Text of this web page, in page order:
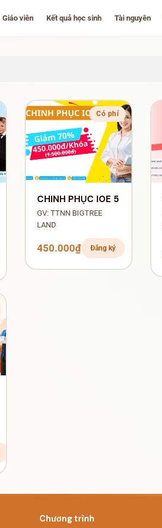
Giáo viên Kết quả học sinh Tài nguyên
Có phí
CHINH PHỤC IOE 5
GV: TTNN BIGTREE
LAND
450.000₫ Đăng ký
Chương trình